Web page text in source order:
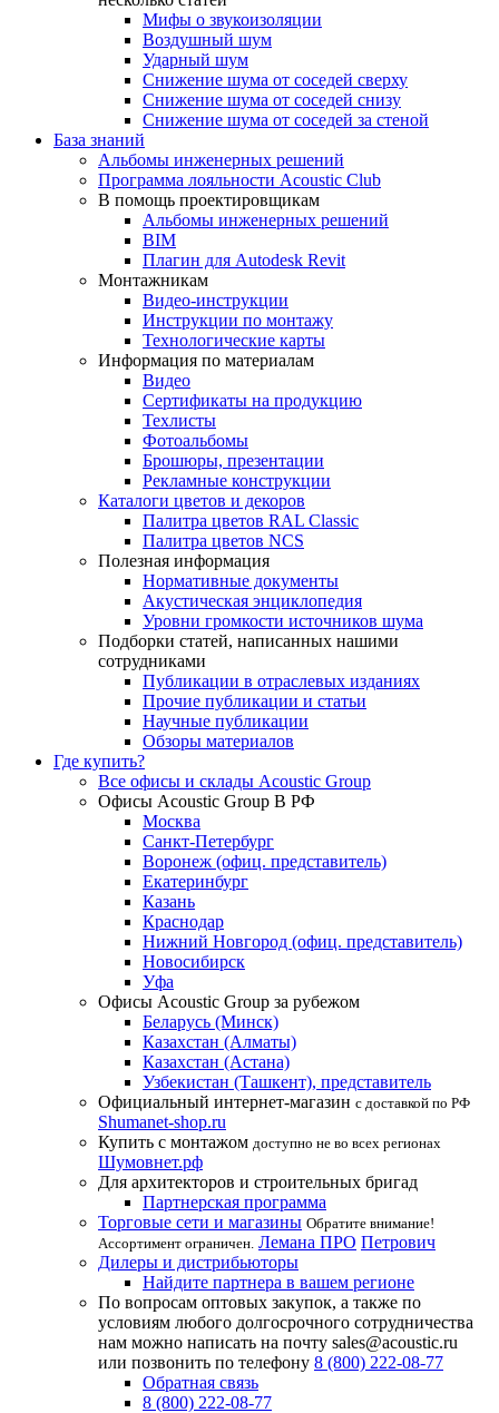
Мифы о звукоизоляции
Воздушный шум
Ударный шум
Снижение шума от соседей сверху
Снижение шума от соседей снизу
Снижение шума от соседей за стеной
База знаний
Альбомы инженерных решений
Программа лояльности Acoustic Club
В помощь проектировщикам
Альбомы инженерных решений
BIM
Плагин для Autodesk Revit
Монтажникам
Видео-инструкции
Инструкции по монтажу
Технологические карты
Информация по материалам
Видео
Сертификаты на продукцию
Техлисты
Фотоальбомы
Брошюры, презентации
Рекламные конструкции
Каталоги цветов и декоров
Палитра цветов RAL Сlassic
Палитра цветов NCS
Полезная информация
Нормативные документы
Акустическая энциклопедия
Уровни громкости источников шума
Подборки статей, написанных нашими
сотрудниками
Публикации в отраслевых изданиях
Прочие публикации и статьи
Научные публикации
Обзоры материалов
Где купить?
Все офисы и склады Acoustic Group
Офисы Acoustic Group В РФ
Москва
Санкт-Петербург
Воронеж (офиц. представитель)
Екатеринбург
Казань
Краснодар
Нижний Новгород (офиц. представитель)
Новосибирск
Уфа
Офисы Acoustic Group за рубежом
Беларусь (Минск)
Казахстан (Алматы)
Казахстан (Астана)
Узбекистан (Ташкент), представитель
Официальный интернет-магазин с доставкой по РФ
Shumanet-shop.ru
Купить с монтажом доступно не во всех регионах
Шумовнет.рф
Для архитекторов и строительных бригад
Партнерская программа
Торговые сети и магазины Обратите внимание!
Ассортимент ограничен. Лемана ПРО Петрович
Дилеры и дистрибьюторы
Найдите партнера в вашем регионе
По вопросам оптовых закупок, а также по
условиям любого долгосрочного сотрудничества
нам можно написать на почту sales@acoustic.ru
или позвонить по телефону 8 (800) 222-08-77
Обратная связь
8 (800) 222-08-77